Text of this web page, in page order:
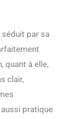
par sa
quant à elle,
clair,
pratique